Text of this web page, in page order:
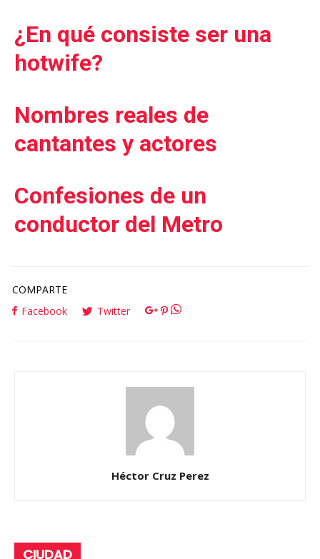
¿En qué consiste ser una
hotwife?
Nombres reales de
cantantes y actores
Confesiones de un
conductor del Metro
COMPARTE
Facebook
Twitter
Héctor Cruz Perez
CIUDAD